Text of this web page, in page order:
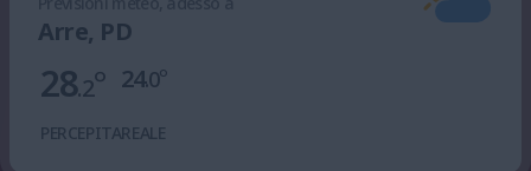
Arre, PD
28.2°
PERCEPITA
24.0°
REALE